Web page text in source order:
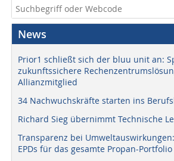
News
Prior1 schließt sich der bluu unit an:
zukunftssichere
Allianzmitglied
34 Nachwuchskräfte starten ins
Richard Sieg übernimmt Technische
Transparenz bei
EPDs für das gesamte Propan-